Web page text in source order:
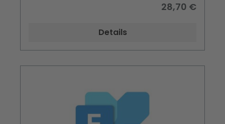
Abrechnung, Production & Support (24/7),
28,70 €
Details